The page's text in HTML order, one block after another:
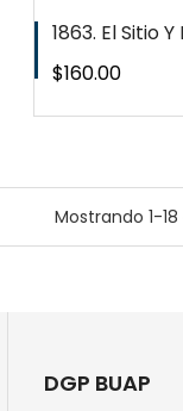
1863. El Sitio
Precio
$160.00
Mostrando 1-
DGP BUAP